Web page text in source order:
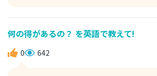
てしまうと思いますので、このような言
した。告白された時に、「あくまで私はそ
うニュアンスで断れます。建設的な話し合
ると思います。ここで、friend は複数形
何の得があるの？ を英語で教えて!
0 642